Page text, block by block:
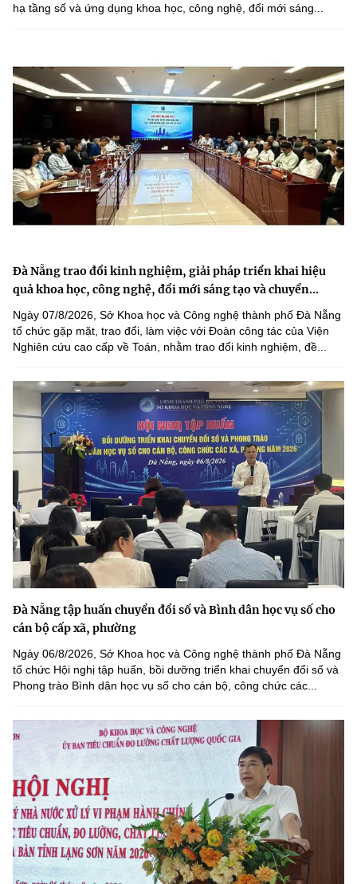
hạ tầng số và ứng dụng khoa học, công nghệ, đổi mới sáng...
Đà Nẵng trao đổi kinh nghiệm, giải pháp triển khai hiệu
quả khoa học, công nghệ, đổi mới sáng tạo và chuyển...
Ngày 07/8/2026, Sở Khoa học và Công nghệ thành phố Đà Nẵng
tổ chức gặp mặt, trao đổi, làm việc với Đoàn công tác của Viện
Nghiên cứu cao cấp về Toán, nhằm trao đổi kinh nghiệm, đề...
Đà Nẵng tập huấn chuyển đổi số và Bình dân học vụ số cho
cán bộ cấp xã, phường
Ngày 06/8/2026, Sở Khoa học và Công nghệ thành phố Đà Nẵng
tổ chức Hội nghị tập huấn, bồi dưỡng triển khai chuyển đổi số và
Phong trào Bình dân học vụ số cho cán bộ, công chức các...